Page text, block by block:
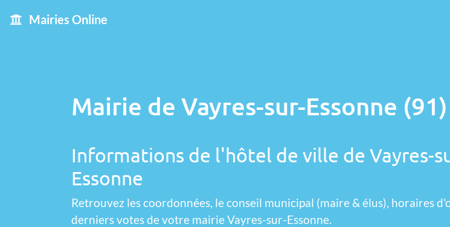
Mairies Online
Mairie de Vayres-sur-Essonne (91)
Informations de l'hôtel de ville de Vayres-
Essonne
Retrouvez les coordonnées, le conseil municipal (maire & élus), horaires
derniers votes de votre mairie Vayres-sur-Essonne.